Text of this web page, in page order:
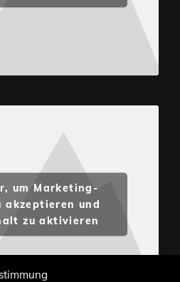
um Marketing-
akzeptieren und
zu aktivieren